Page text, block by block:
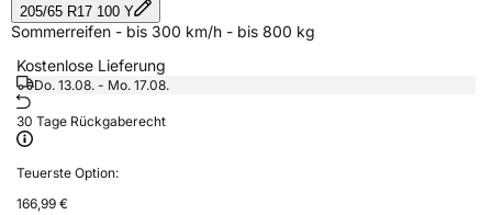
205/65 R17 100 Y
Sommerreifen - bis 300 km/h - bis 800 kg
Kostenlose Lieferung
Do. 13.08. - Mo. 17.08.
30 Tage Rückgaberecht
Teuerste Option:
166,99 €